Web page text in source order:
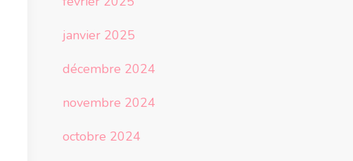
janvier 2025
décembre 2024
novembre 2024
octobre 2024